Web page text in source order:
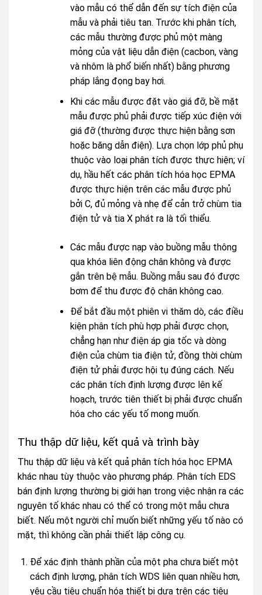
vào mẫu có thể dẫn đến sự tích điện của
mẫu và phải tiêu tan. Trước khi phân tích,
các mẫu thường được phủ một màng
mỏng của vật liệu dẫn điện (cacbon, vàng
và nhôm là phổ biến nhất) bằng phương
pháp lắng đọng bay hơi.
Khi các mẫu được đặt vào giá đỡ, bề mặt
mẫu được phủ phải được tiếp xúc điện với
giá đỡ (thường được thực hiện bằng sơn
hoặc băng dẫn điện). Lựa chọn lớp phủ phụ
thuộc vào loại phân tích được thực hiện; ví
dụ, hầu hết các phân tích hóa học EPMA
được thực hiện trên các mẫu được phủ
bởi C, đủ mỏng và nhẹ để cản trở chùm tia
điện tử và tia X phát ra là tối thiểu.
Các mẫu được nạp vào buồng mẫu thông
qua khóa liên động chân không và được
gắn trên bệ mẫu. Buồng mẫu sau đó được
bơm để thu được độ chân không cao.
Để bắt đầu một phiên vi thăm dò, các điều
kiện phân tích phù hợp phải được chọn,
chẳng hạn như điện áp gia tốc và dòng
điện của chùm tia điện tử, đồng thời chùm
điện tử phải được hội tụ đúng cách. Nếu
các phân tích định lượng được lên kế
hoạch, trước tiên thiết bị phải được chuẩn
hóa cho các yếu tố mong muốn.
Thu thập dữ liệu, kết quả và trình bày
Thu thập dữ liệu và kết quả phân tích hóa học EPMA
khác nhau tùy thuộc vào phương pháp. Phân tích EDS
bán định lượng thường bị giới hạn trong việc nhận ra các
nguyên tố khác nhau có thể có trong một mẫu chưa
biết. Nếu một người chỉ muốn biết những yếu tố nào có
mặt, thì không cần phải thiết lập công cụ.
Để xác định thành phần của một pha chưa biết một
cách định lượng, phân tích WDS liên quan nhiều hơn,
yêu cầu tiêu chuẩn hóa thiết bị dựa trên các tiêu